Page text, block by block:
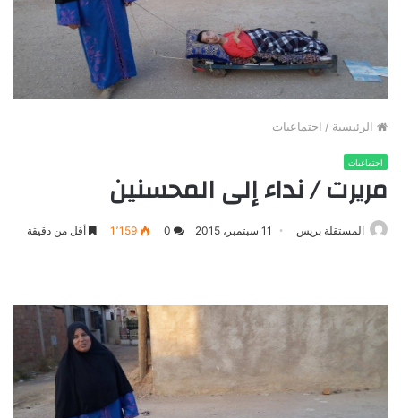
الرئيسية / اجتماعيات
اجتماعيات
مريرت / نداء إلى المحسنين
المستقلة بريس 11 سبتمبر، 2015 0 1٬159 أقل من دقيقة